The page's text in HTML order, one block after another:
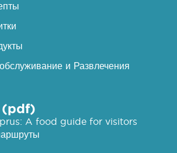
и Развлечения
A food guide for visitors